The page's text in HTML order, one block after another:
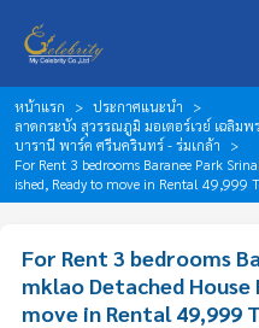
หน้าแรก
ประกาศแนะนำ
ลาดกระบัง สุวรรณภูมิ มอเตอร์เวย์ เฉลิมพ
บารานี พาร์ค ศรีนครินทร์ - ร่มเกล้า
For Rent 3 bedrooms Baranee Park
ished, Ready to move in Rental 49,999
For Rent 3 bedrooms
mklao Detached
move in Rental 49,999